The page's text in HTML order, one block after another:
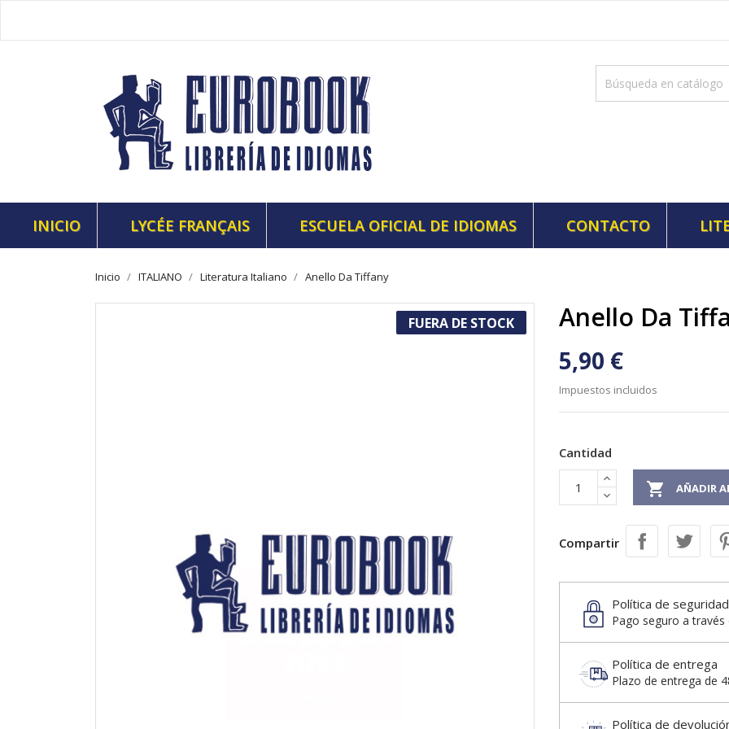
INICIO LYCÉE FRANÇAIS ESCUELA OFICIAL DE IDIOMAS CONTACTO
Inicio ITALIANO Literatura Italiano Anello Da Tiffany
FUERA DE STOCK Anello Da
5,90 €
Impuestos incluidos
Cantidad
 AÑADIR
Compartir
Política de seguridad
Pago seguro a
Política de entrega
Plazo de entrega de
Política de